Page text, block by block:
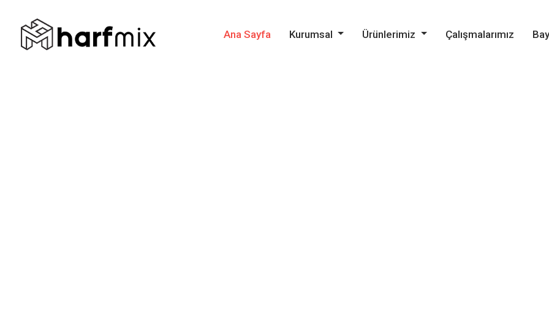
Ana Sayfa Kurumsal Ürünlerimiz Çalışmalarımız